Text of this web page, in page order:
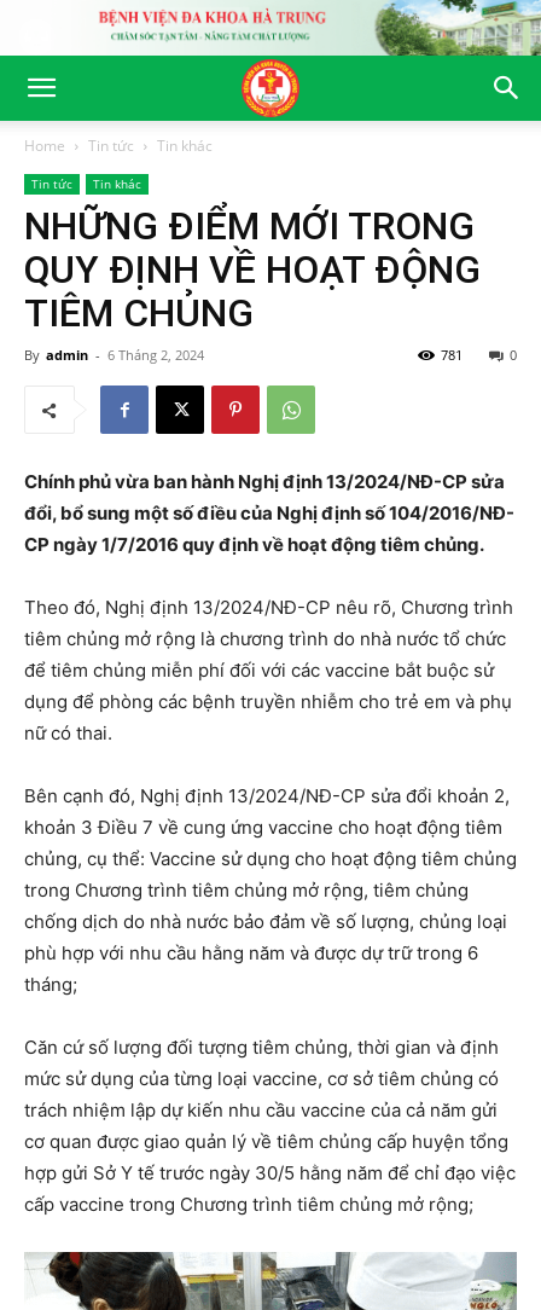
Home Tin tức Tin khác
Tin tức Tin khác
NHỮNG ĐIỂM MỚI TRONG
QUY ĐỊNH VỀ HOẠT ĐỘNG
TIÊM CHỦNG
By admin - 6 Tháng 2, 2024 0
781
Chính phủ vừa ban hành Nghị định 13/2024/NĐ-CP sửa
đổi, bổ sung một số điều của Nghị định số 104/2016/NĐ-
CP ngày 1/7/2016 quy định về hoạt động tiêm chủng.
Theo đó, Nghị định 13/2024/NĐ-CP nêu rõ, Chương trình
tiêm chủng mở rộng là chương trình do nhà nước tổ chức
để tiêm chủng miễn phí đối với các vaccine bắt buộc sử
dụng để phòng các bệnh truyền nhiễm cho trẻ em và phụ
nữ có thai.
Bên cạnh đó, Nghị định 13/2024/NĐ-CP sửa đổi khoản 2,
khoản 3 Điều 7 về cung ứng vaccine cho hoạt động tiêm
chủng, cụ thể: Vaccine sử dụng cho hoạt động tiêm chủng
trong Chương trình tiêm chủng mở rộng, tiêm chủng
chống dịch do nhà nước bảo đảm về số lượng, chủng loại
phù hợp với nhu cầu hằng năm và được dự trữ trong 6
tháng;
Căn cứ số lượng đối tượng tiêm chủng, thời gian và định
mức sử dụng của từng loại vaccine, cơ sở tiêm chủng có
trách nhiệm lập dự kiến nhu cầu vaccine của cả năm gửi
cơ quan được giao quản lý về tiêm chủng cấp huyện tổng
hợp gửi Sở Y tế trước ngày 30/5 hằng năm để chỉ đạo việc
cấp vaccine trong Chương trình tiêm chủng mở rộng;